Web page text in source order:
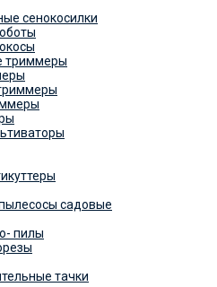
сенокосилки
триммеры
пылесосы садовые
пилы
тачки